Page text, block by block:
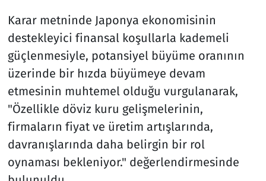
Karar metninde Japonya ekonomisinin
destekleyici finansal koşullarla kademeli
güçlenmesiyle, potansiyel büyüme oranının
üzerinde bir hızda büyümeye devam
etmesinin muhtemel olduğu vurgulanarak,
"Özellikle döviz kuru gelişmelerinin,
firmaların fiyat ve üretim artışlarında,
davranışlarında daha belirgin bir rol
oynaması bekleniyor." değerlendirmesinde